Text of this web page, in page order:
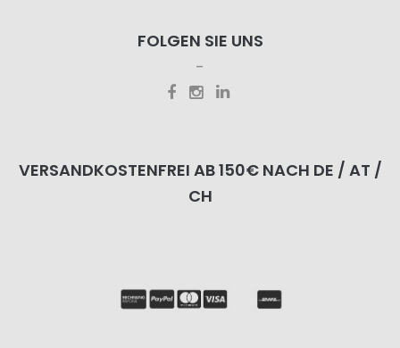
FOLGEN SIE UNS
VERSANDKOSTENFREI AB 150€ NACH DE / AT /
CH